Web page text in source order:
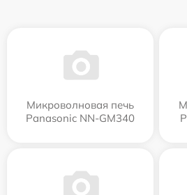
Микроволновая печь
Panasonic NN-GM340